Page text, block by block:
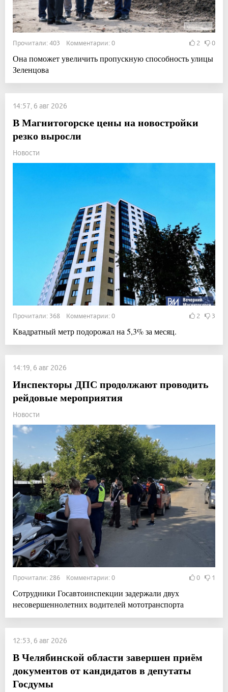
Прочитали: 403 Комментарии: 0 2 0
Она поможет увеличить пропускную способность улицы
Зеленцова
14:57, 6 авг 2026
В Магнитогорске цены на новостройки
резко выросли
Новости
Прочитали: 368 Комментарии: 0 2 3
Квадратный метр подорожал на 5,3% за месяц.
14:19, 6 авг 2026
Инспекторы ДПС продолжают проводить
рейдовые мероприятия
Новости
Прочитали: 286 Комментарии: 0 0 1
Сотрудники Госавтоинспекции задержали двух
несовершеннолетних водителей мототранспорта
12:53, 6 авг 2026
В Челябинской области завершен приём
документов от кандидатов в депутаты
Госдумы